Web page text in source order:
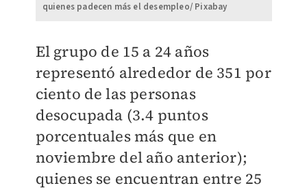
quienes padecen más el desempleo/ Pixabay
El grupo de 15 a 24 años
representó alrededor de 351 por
ciento de las personas
desocupada (3.4 puntos
porcentuales más que en
noviembre del año anterior);
quienes se encuentran entre 25